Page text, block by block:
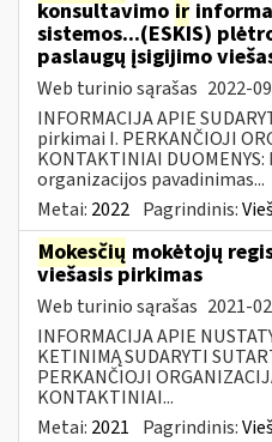
konsultavimo ir
sistemos...(ESKIS)
paslaugų įsigijimo
Web turinio sąrašas 2022-
INFORMACIJA APIE
pirkimai I. PERKANČIOJI
KONTAKTINIAI
organizacijos pavadinimas...
Metai: 2022 Pagrindinis:
Mokesčių mokėtojų
viešasis pirkimas
Web turinio sąrašas 2021-
INFORMACIJA APIE
KETINIMĄ SUDARYTI
PERKANČIOJI
KONTAKTINIAI...
Metai: 2021 Pagrindinis: